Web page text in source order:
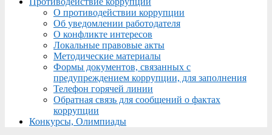
О противодействии коррупции
Об уведомлении работодателя
О конфликте интересов
Локальные правовые акты
Методические материалы
Формы документов, связанных с
предупреждением коррупции, для заполнения
Телефон горячей линии
Обратная связь для сообщений о фактах
коррупции
Конкурсы, Олимпиады